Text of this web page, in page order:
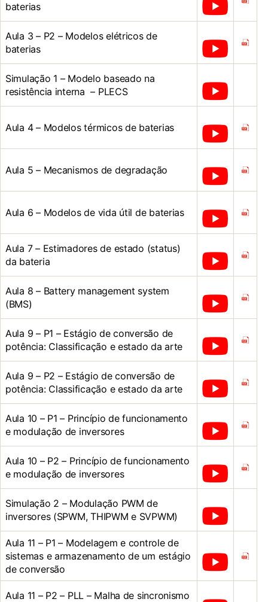
baterias
Aula 3 – P2 – Modelos elétricos de
baterias
Simulação 1 – Modelo baseado na
resistência interna – PLECS
Aula 4 – Modelos térmicos de baterias
Aula 5 – Mecanismos de degradação
Aula 6 – Modelos de vida útil de baterias
Aula 7 – Estimadores de estado (status)
da bateria
Aula 8 – Battery management system
(BMS)
Aula 9 – P1 – Estágio de conversão de
potência: Classificação e estado da arte
Aula 9 – P2 – Estágio de conversão de
potência: Classificação e estado da arte
Aula 10 – P1 – Princípio de funcionamento
e modulação de inversores
Aula 10 – P2 – Princípio de funcionamento
e modulação de inversores
Simulação 2 – Modulação PWM de
inversores (SPWM, THIPWM e SVPWM)
Aula 11 – P1 – Modelagem e controle de
sistemas e armazenamento de um estágio
de conversão
Aula 11 – P2 – PLL – Malha de sincronismo